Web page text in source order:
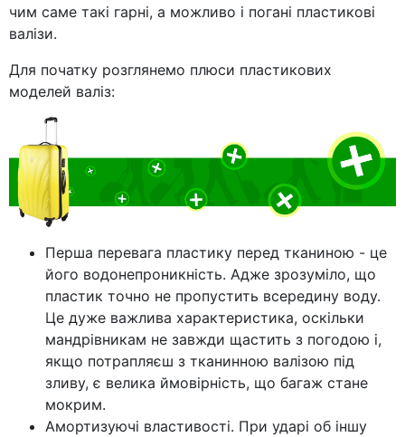
чим саме такі гарні, а можливо і погані пластикові
валізи.
Для початку розглянемо плюси пластикових
моделей валіз:
Перша перевага пластику перед тканиною - це
його водонепроникність. Адже зрозуміло, що
пластик точно не пропустить всередину воду.
Це дуже важлива характеристика, оскільки
мандрівникам не завжди щастить з погодою і,
якщо потрапляєш з тканинною валізою під
зливу, є велика ймовірність, що багаж стане
мокрим.
Амортизуючі властивості. При ударі об іншу